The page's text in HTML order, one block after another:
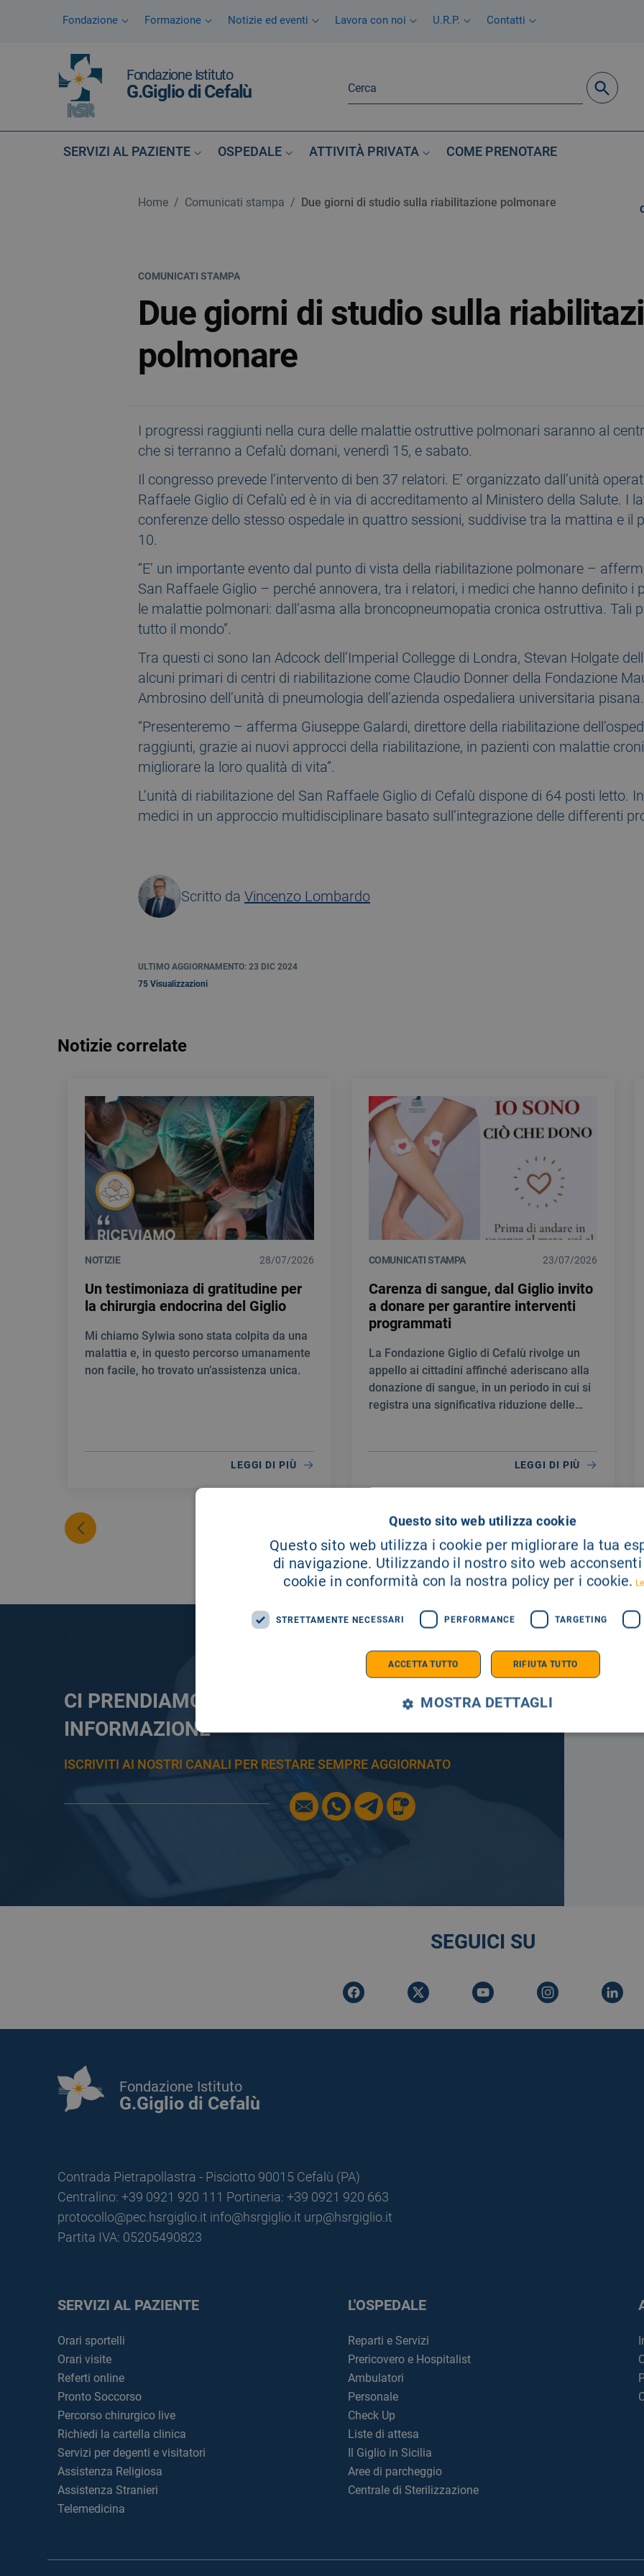
Vai al menu di navigazione
Fondazione Formazione Notizie ed eventi Lavora con noi U.R.P. Contatti
Fondazione Istituto
G.Giglio di Cefalù
SERVIZI AL PAZIENTE OSPEDALE ATTIVITÀ PRIVATA COME PRENOTARE
Home / Comunicati stampa / Due giorni di studio sulla riabilitazione polmonare
COMUNICATI STAMPA
Due giorni di studio sulla
polmonare
I progressi raggiunti nella cura delle malattie ostruttive polmonari saranno al
che si terranno a Cefalù domani, venerdì 15, e sabato.
Il congresso prevede l’intervento di ben 37 relatori. E’ organizzato dall’unità
Raffaele Giglio di Cefalù ed è in via di accreditamento al Ministero della Salute. I
conferenze dello stesso ospedale in quattro sessioni, suddivise tra la mattina e il
10.
“E’ un importante evento dal punto di vista della riabilitazione polmonare –
San Raffaele Giglio – perché annovera, tra i relatori, i medici che hanno definito i
le malattie polmonari: dall’asma alla broncopneumopatia cronica ostruttiva. Tali
tutto il mondo”.
Tra questi ci sono Ian Adcock dell’Imperial Collegge di Londra, Stevan Holgate
alcuni primari di centri di riabilitazione come Claudio Donner della Fondazione
Ambrosino dell’unità di pneumologia dell’azienda ospedaliera universitaria pisana.
“Presenteremo – afferma Giuseppe Galardi, direttore della riabilitazione
raggiunti, grazie ai nuovi approcci della riabilitazione, in pazienti con malattie
migliorare la loro qualità di vita”.
L’unità di riabilitazione del San Raffaele Giglio di Cefalù dispone di 64 posti letto.
medici in un approccio multidisciplinare basato sull’integrazione delle differenti
Scritto da Vincenzo Lombardo
ULTIMO AGGIORNAMENTO: 23 DIC 2024
75 Visualizzazioni
Notizie correlate
NOTIZIE 28/07/2026
Un testimoniaza di gratitudine per
la chirurgia endocrina del Giglio
Mi chiamo Sylwia sono stata colpita da una
malattia e, in questo percorso umanamente
non facile, ho trovato un’assistenza unica.
LEGGI DI PIÙ
COMUNICATI STAMPA 23/07/2026
Carenza di sangue, dal Giglio invito
a donare per garantire interventi
programmati
La Fondazione Giglio di Cefalù rivolge un
appello ai cittadini affinché aderiscano alla
donazione di sangue, in un periodo in cui si
registra una significativa riduzione delle
LEGGI DI PIÙ
CI PRENDIAMO CURA DELLA TUA
INFORMAZIONE
ISCRIVITI AI NOSTRI CANALI PER RESTARE SEMPRE AGGIORNATO
SEGUICI SU
Fondazione Istituto
G.Giglio di Cefalù
Contrada Pietrapollastra - Pisciotto 90015 Cefalù (PA)
Centralino: +39 0921 920 111 Portineria: +39 0921 920 663
protocollo@pec.hsrgiglio.it info@hsrgiglio.it urp@hsrgiglio.it
Partita IVA: 05205490823
SERVIZI AL PAZIENTE
Orari sportelli
Orari visite
Referti online
Pronto Soccorso
Percorso chirurgico live
Richiedi la cartella clinica
Servizi per degenti e visitatori
Assistenza Religiosa
Assistenza Stranieri
Telemedicina
L'OSPEDALE
Reparti e Servizi
Prericovero e Hospitalist
Ambulatori
Personale
Check Up
Liste di attesa
Il Giglio in Sicilia
Aree di parcheggio
Centrale di Sterilizzazione
Questo sito web utilizza cookie
Questo sito web utilizza i cookie per migliorare la tua
di navigazione. Utilizzando il nostro sito web
cookie in conformità con la nostra policy per i cookie.
STRETTAMENTE NECESSARI PERFORMANCE TARGETING
ACCETTA TUTTO RIFIUTA TUTTO
MOSTRA DETTAGLI